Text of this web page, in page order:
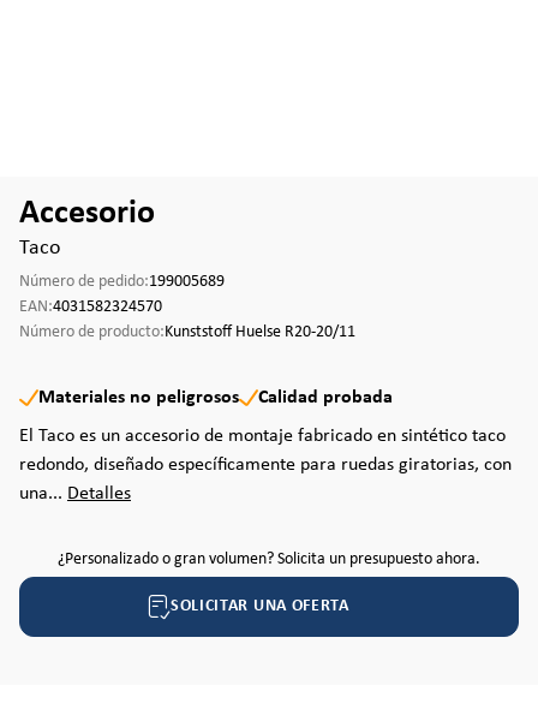
Accesorio
Taco
Número de pedido:199005689
EAN:4031582324570
Número de producto:Kunststoff Huelse R20-20/11
Materiales no peligrosos
Calidad probada
El Taco es un accesorio de montaje fabricado en sintético taco
redondo, diseñado específicamente para ruedas giratorias, con
una... Detalles
¿Personalizado o gran volumen? Solicita un presupuesto ahora.
SOLICITAR UNA OFERTA